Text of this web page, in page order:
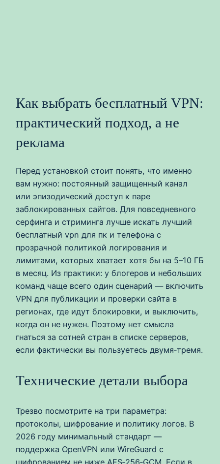
Как выбрать бесплатный VPN:
практический подход, а не
реклама
Перед установкой стоит понять, что именно
вам нужно: постоянный защищенный канал
или эпизодический доступ к паре
заблокированных сайтов. Для повседневного
серфинга и стриминга лучше искать лучший
бесплатный vpn для пк и телефона с
прозрачной политикой логирования и
лимитами, которых хватает хотя бы на 5–10 ГБ
в месяц. Из практики: у блогеров и небольших
команд чаще всего один сценарий — включить
VPN для публикации и проверки сайта в
регионах, где идут блокировки, и выключить,
когда он не нужен. Поэтому нет смысла
гнаться за сотней стран в списке серверов,
если фактически вы пользуетесь двумя‑тремя.
Технические детали выбора
Трезво посмотрите на три параметра:
протоколы, шифрование и политику логов. В
2026 году минимальный стандарт —
поддержка OpenVPN или WireGuard с
шифрованием не ниже AES‑256‑GCM. Если в